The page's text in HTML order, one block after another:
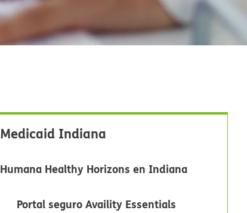
Medicaid Indiana​​
Humana Healthy Horizons en Indiana​​
Portal seguro Availity Essentials​​